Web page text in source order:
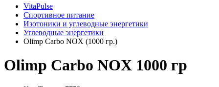
VitaPulse
Спортивное питание
Изотоники и углеводные энергетики
Углеводные энергетики
Olimp Carbo NOX (1000 гр.)
Olimp Carbo NOX 1000 гр